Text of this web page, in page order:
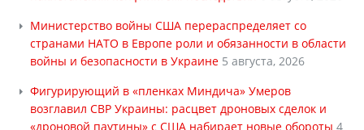
Министерство войны США перераспределяет со
странами НАТО в Европе роли и обязанности в области
войны и безопасности в Украине 5 августа, 2026
Фигурирующий в «пленках Миндича» Умеров
возглавил СВР Украины: расцвет дроновых сделок и
«дроновой паутины» с США набирает новые обороты 4